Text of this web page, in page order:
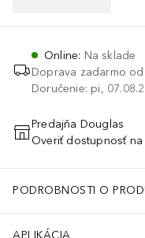
Online: Na sklade
Doprava zadarmo
Doručenie: pi,
Predajňa Douglas
Overiť dostupnosť
PODROBNOSTI O